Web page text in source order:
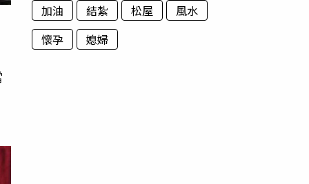
加油 結紮 松屋
風水
懷孕
媳婦